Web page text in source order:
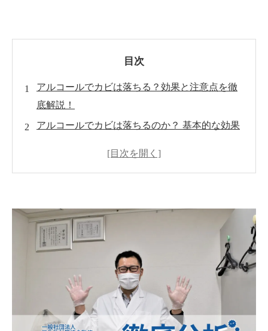
目次
アルコールでカビは落ちる？効果と注意点を徹
底解説！
アルコールでカビは落ちるのか？ 基本的な効果
MIST工法®によるカビ除去の強み
アルコールと他のカビ取り方法の比較
まとめ：アルコールでのカビ取りは適材適所で
の活用を
よくある質問（FAQ）